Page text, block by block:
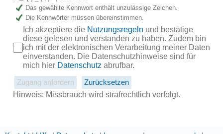
Das gewählte Kennwort enthält unzulässige Zeichen.
Die Kennwörter müssen übereinstimmen.
Ich akzeptiere die Nutzungsregeln und bestätige
diese gelesen und verstanden zu haben. Zudem bin
ich mit der elektronischen Verarbeitung meiner Daten
einverstanden. Die Datenschutzhinweise sind für
mich hier Datenschutz abrufbar.
Hinweis: Missbrauch wird strafrechtlich verfolgt.